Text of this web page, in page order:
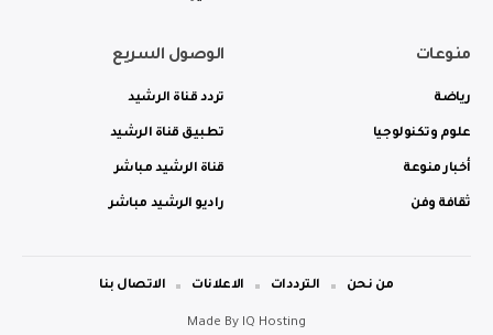
منوعات
رياضة
علوم وتكنولوجيا
أخبار منوعة
ثقافة وفن
الوصول السريع
تردد قناة الرشيد
تطبيق قناة الرشيد
قناة الرشيد مباشر
راديو الرشيد مباشر
Made By IQ Hosting
من نحن الترددات الاعلانات الاتصال بنا